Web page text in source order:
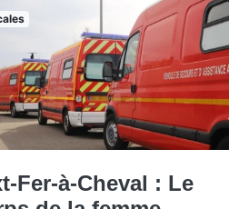
Fer-à-Cheval : Le